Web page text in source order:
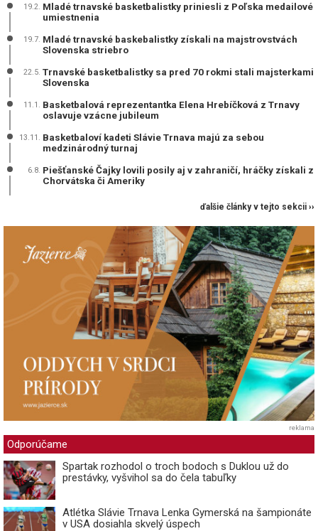
19.2. Mladé trnavské basketbalistky priniesli z Poľska medailové
umiestnenia
19.7. Mladé trnavské baskebalistky získali na majstrovstvách
Slovenska striebro
22.5. Trnavské basketbalistky sa pred 70 rokmi stali majsterkami
Slovenska
11.1. Basketbalová reprezentantka Elena Hrebíčková z Trnavy
oslavuje vzácne jubileum
13.11. Basketbaloví kadeti Slávie Trnava majú za sebou
medzinárodný turnaj
6.8. Piešťanské Čajky lovili posily aj v zahraničí, hráčky získali z
Chorvátska či Ameriky
ďalšie články v tejto sekcii ››
reklama
Odporúčame
Spartak rozhodol o troch bodoch s Duklou už do
prestávky, vyšvihol sa do čela tabuľky
Atlétka Slávie Trnava Lenka Gymerská na šampionáte
v USA dosiahla skvelý úspech